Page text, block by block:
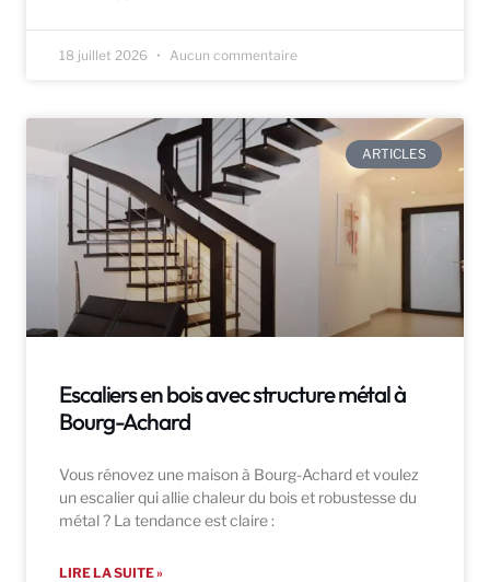
18 juillet 2026 Aucun commentaire
ARTICLES
Escaliers en bois avec structure métal à
Bourg-Achard
Vous rénovez une maison à Bourg-Achard et voulez
un escalier qui allie chaleur du bois et robustesse du
métal ? La tendance est claire :
LIRE LA SUITE »